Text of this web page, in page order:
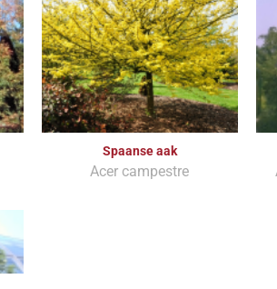
Spaanse aak
Acer campestre